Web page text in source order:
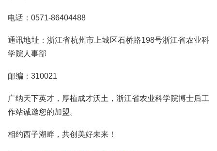
电话：0571-86404488
通讯地址：浙江省杭州市上城区石桥路198号浙江省农业科
学院人事部
邮编：310021
广纳天下英才，厚植成才沃土，浙江省农业科学院博士后工
作站诚邀您的加盟。
相约西子湖畔，共创美好未来！